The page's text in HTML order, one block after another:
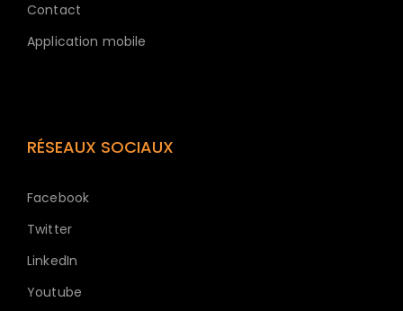
Contact
Application mobile
RÉSEAUX SOCIAUX
Facebook
Twitter
LinkedIn
Youtube